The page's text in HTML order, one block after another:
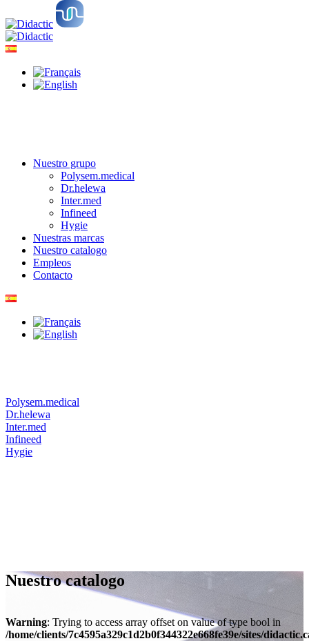
Nuestro grupo
Polysem.medical
Dr.helewa
Inter.med
Infineed
Hygie
Nuestras marcas
Nuestro catalogo
Empleos
Contacto
Polysem.medical
Dr.helewa
Inter.med
Infineed
Hygie
Nuestro catalogo
Warning: Trying to access array offset on value of type bool in
/home/clients/7c4595a329c1d2b0f344322e668fe39e/sites/